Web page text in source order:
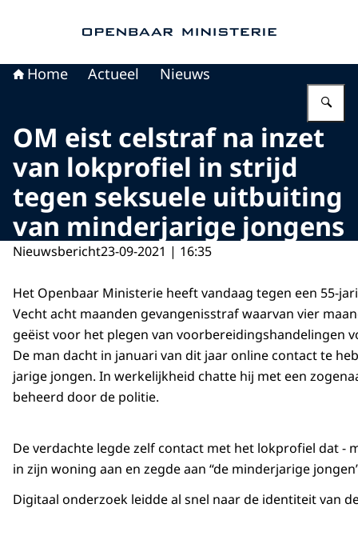
Home Actueel Nieuws
OM eist celstraf na inzet
van lokprofiel in strijd
tegen seksuele uitbuiting
van minderjarige jongens
Nieuwsbericht23-09-2021 | 16:35
Het Openbaar Ministerie heeft vandaag tegen een 55-
Vecht acht maanden gevangenisstraf waarvan vier
geëist voor het plegen van voorbereidingshandelingen
De man dacht in januari van dit jaar online contact te
jarige jongen. In werkelijkheid chatte hij met een
beheerd door de politie.
De verdachte legde zelf contact met het lokprofiel dat -
in zijn woning aan en zegde aan “de minderjarige
Digitaal onderzoek leidde al snel naar de identiteit van